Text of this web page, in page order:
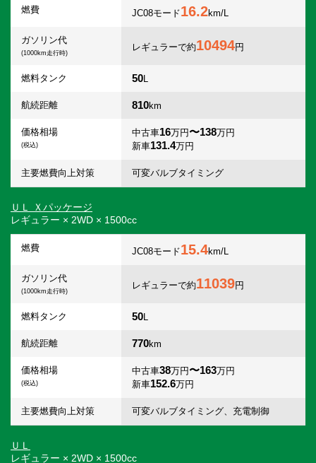
燃費 JC08モード16.2km/L
ガソリン代
(1000km走行時)
レギュラーで約10494円
燃料タンク 50L
航続距離 810km
価格相場
(税込)
中古車16万円〜138万円
新車131.4万円
主要燃費向上対策 可変バルブタイミング
ＵＬ Ｘパッケージ
レギュラー × 2WD × 1500cc
燃費 JC08モード15.4km/L
ガソリン代
(1000km走行時)
レギュラーで約11039円
燃料タンク 50L
航続距離 770km
価格相場
(税込)
中古車38万円〜163万円
新車152.6万円
主要燃費向上対策 可変バルブタイミング、充電制御
ＵＬ
レギュラー × 2WD × 1500cc